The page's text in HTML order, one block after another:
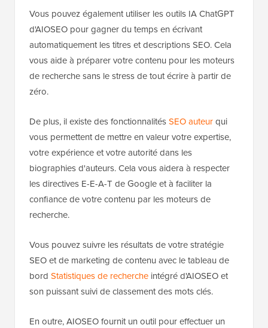
Vous pouvez également utiliser les outils IA ChatGPT
d'AIOSEO pour gagner du temps en écrivant
automatiquement les titres et descriptions SEO. Cela
vous aide à préparer votre contenu pour les moteurs
de recherche sans le stress de tout écrire à partir de
zéro.
De plus, il existe des fonctionnalitésSEO auteurqui
vous permettent de mettre en valeur votre expertise,
votre expérience et votre autorité dans les
biographies d'auteurs. Cela vous aidera à respecter
les directives E-E-A-T de Google et à faciliter la
confiance de votre contenu par les moteurs de
recherche.
Vous pouvez suivre les résultats de votre stratégie
SEO et de marketing de contenu avec le tableau de
bord Statistiques de recherche intégré d'AIOSEO et
son puissant suivi de classement des mots clés.
En outre, AIOSEO fournit un outil pour effectuer un